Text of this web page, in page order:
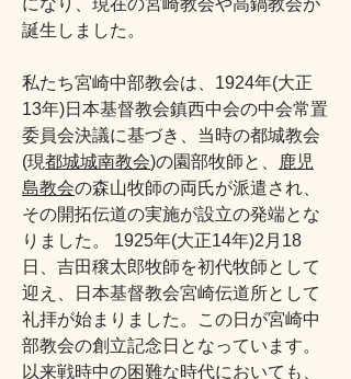
になり、現在の宮崎教会や高鍋教会が
誕生しました。
私たち宮崎中部教会は、1924年(大正
13年)日本基督教会鎮西中会の中会常置
委員会決議に基づき、当時の都城教会
(現都城城南教会)の園部牧師と、
鹿児
島教会の森山牧師の両氏が派遣され、
その開拓伝道の実施が設立の発端とな
りました。 1925年(大正14年)2月18
日、吉田穣太郎牧師を初代牧師として
迎え、日本基督教会宮崎伝道所として
礼拝が始まりました。この日が宮崎中
部教会の創立記念日となっています。
以来戦時中の困難な時代においても、